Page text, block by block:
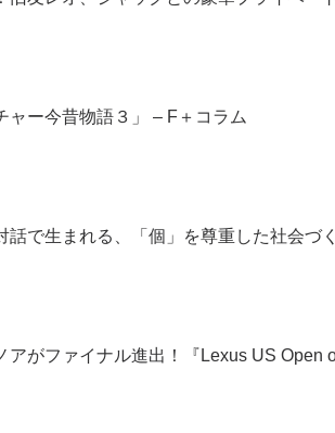
ャー今昔物語３」 – F＋コラム
話で生まれる、「個」を尊重した社会づ
アがファイナル進出！『Lexus US Open